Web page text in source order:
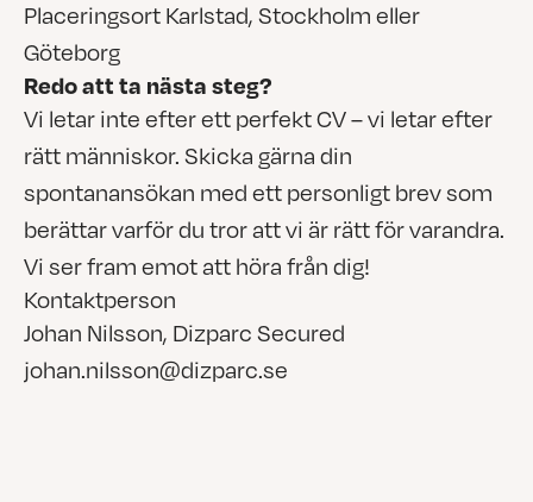
Placeringsort Karlstad, Stockholm eller
Göteborg
Redo att ta nästa steg?
Vi letar inte efter ett perfekt CV – vi letar efter
rätt människor. Skicka gärna din
spontanansökan med ett personligt brev som
berättar varför du tror att vi är rätt för varandra.
Vi ser fram emot att höra från dig!
Kontaktperson
Johan Nilsson, Dizparc Secured
johan.nilsson@dizparc.se